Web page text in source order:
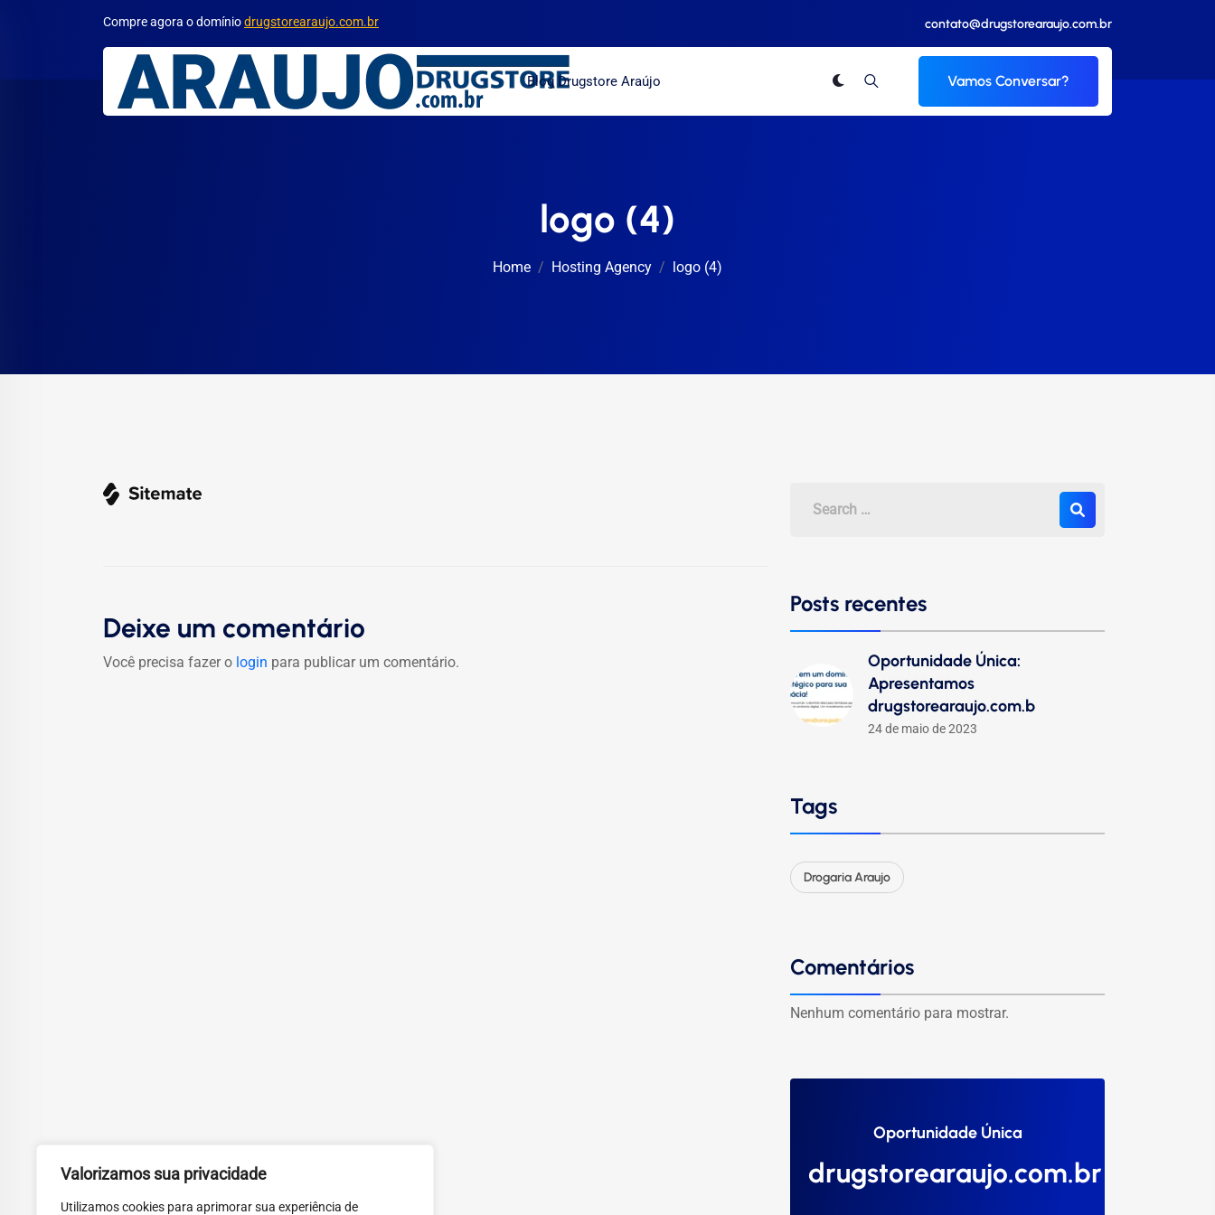
Valorizamos sua privacidade
Utilizamos cookies para aprimorar sua experiência de
Compre agora o domíniodrugstorearaujo.com.br contato@drugstorearaujo.com.br
Blog Drugstore Araújo Vamos Conversar?
logo (4)
Home Hosting Agency logo (4)
Deixe um comentário
Você precisa fazer o login para publicar um comentário.
Posts recentes
Oportunidade Única:
Apresentamos
drugstorearaujo.com.b
24 de maio de 2023
Tags
Drogaria Araujo
Comentários
Nenhum comentário para mostrar.
Oportunidade Única
drugstorearaujo.com.br